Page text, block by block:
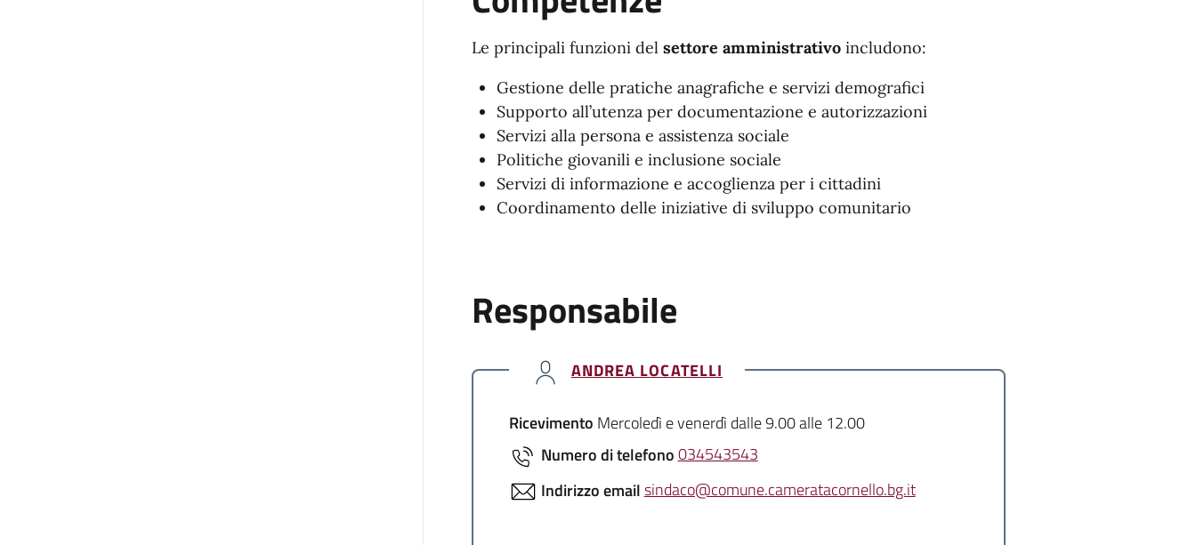
Le principali funzioni del settore amministrativoincludono:
Gestione delle pratiche anagrafiche e servizi demografici
Supporto all’utenza per documentazione e autorizzazioni
Servizi alla persona e assistenza sociale
Politiche giovanili e inclusione sociale
Servizi di informazione e accoglienza per i cittadini
Coordinamento delle iniziative di sviluppo comunitario
Responsabile
ANDREA LOCATELLI
Ricevimento Mercoledì e venerdì dalle 9.00 alle 12.00
Numero di telefono034543543
Indirizzo emailsindaco@comune.cameratacornello.bg.it